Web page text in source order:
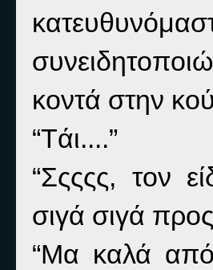
κοντά στην
“Tάι....”
“Σςςςς, τον
σιγά σιγά
“Μα καλά από